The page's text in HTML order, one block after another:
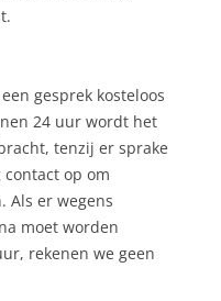
gesprek kosteloos
24 uur wordt het
tenzij er sprake
op om
Als er wegens
moet worden
rekenen we geen